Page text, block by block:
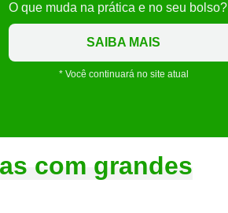
O que muda na prática e no seu bolso?
SAIBA MAIS
* Você continuará no site atual
com grandes